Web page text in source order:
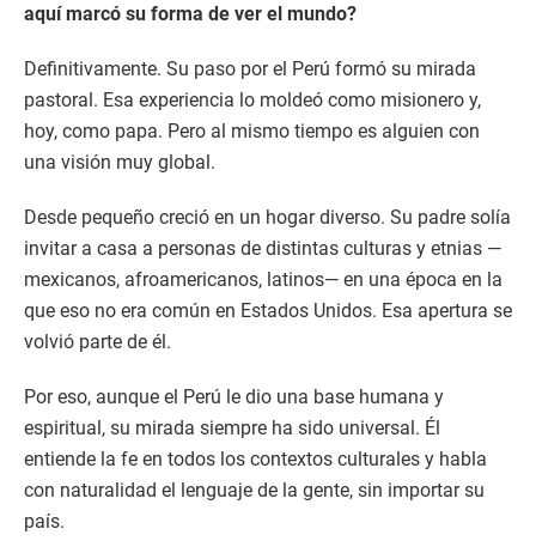
aquí marcó su forma de ver el mundo?
Definitivamente. Su paso por el Perú formó su mirada
pastoral. Esa experiencia lo moldeó como misionero y,
hoy, como papa. Pero al mismo tiempo es alguien con
una visión muy global.
Desde pequeño creció en un hogar diverso. Su padre solía
invitar a casa a personas de distintas culturas y etnias —
mexicanos, afroamericanos, latinos— en una época en la
que eso no era común en Estados Unidos. Esa apertura se
volvió parte de él.
Por eso, aunque el Perú le dio una base humana y
espiritual, su mirada siempre ha sido universal. Él
entiende la fe en todos los contextos culturales y habla
con naturalidad el lenguaje de la gente, sin importar su
país.